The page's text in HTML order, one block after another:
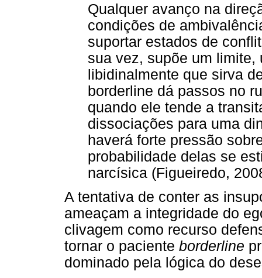
Qualquer avanço na
condições de
suportar estados de
sua vez, supõe um
libidinalmente que sirva
borderline dá passos no
quando ele tende a
dissociações para uma
haverá forte pressão
probabilidade delas se
narcísica (Figueiredo,
A tentativa de conter as
ameaçam a integridade do
clivagem como recurso
tornar o paciente borderline
dominado pela lógica do